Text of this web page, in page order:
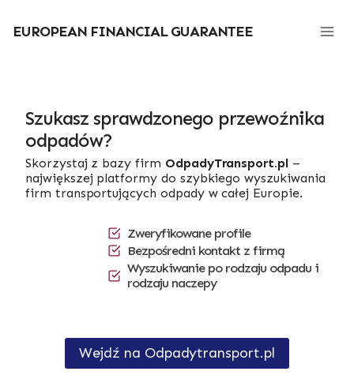
treści
EUROPEAN FINANCIAL GUARANTEE
Szukasz sprawdzonego przewoźnika
odpadów?
Skorzystaj z bazy firm OdpadyTransport.pl–
największej platformy do szybkiego wyszukiwania
firm transportujących odpady w całej Europie.
Zweryfikowane profile
Bezpośredni kontakt z firmą
Wyszukiwanie po rodzaju odpadu i
rodzaju naczepy
Wejdź na Odpadytransport.pl